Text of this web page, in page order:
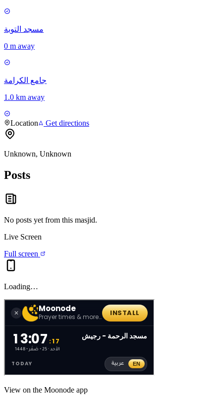
مسجد التوبة
0 m away
جامع الكرامة
1.0 km away
Location Get directions
Unknown, Unknown
Posts
No posts yet from this masjid.
Live Screen
Full screen
Loading…
View on the Moonode app